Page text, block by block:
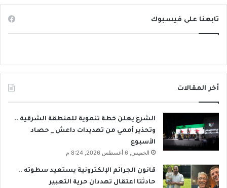
تابعنا على فيسبوك
أخر المقالات
الشرع يعلن خطة تنموية للمنطقة الشرقية ..
وتحذير أممي من تهديدات داعش _ حصاد
الأسبوع
الخميس, 6 أغسطس 2026, 8:24 م
قانون الجرائم الإلكترونية يستعيد سطوته ..
حادثتا اعتقال تهددان حرية التعبير